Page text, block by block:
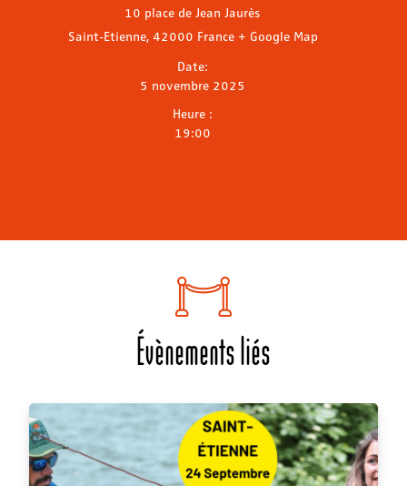
10 place de Jean Jaurès
Saint-Etienne, 42000 France + Google Map
Date:
5 novembre 2025
Heure :
19:00
Évènements liés